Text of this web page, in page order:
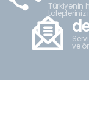
Türkiyenin
talepleriniz
ve